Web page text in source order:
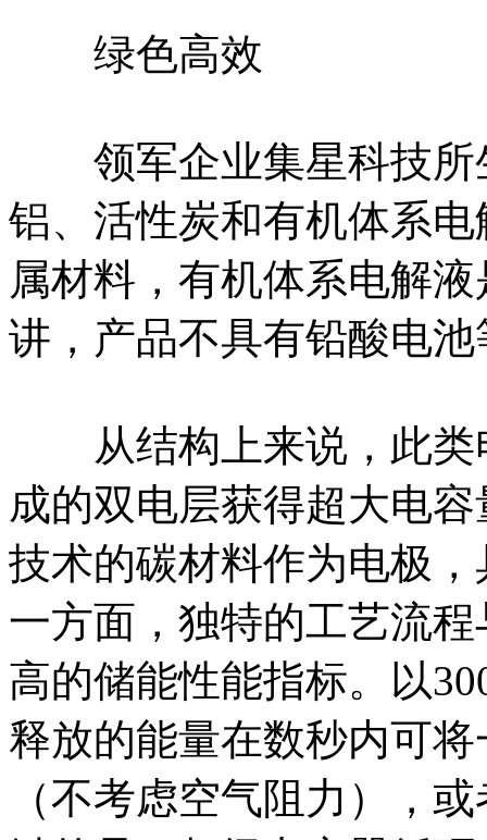
绿色高效
领军企业集星科技所
铝、活性炭和有机体系
属材料，有机体系电解
讲，产品不具有铅酸电
从结构上来说，此类
成的双电层获得超大电
技术的碳材料作为电极
一方面，独特的工艺流
高的储能性能指标。以
释放的能量在数秒内可
（不考虑空气阻力），